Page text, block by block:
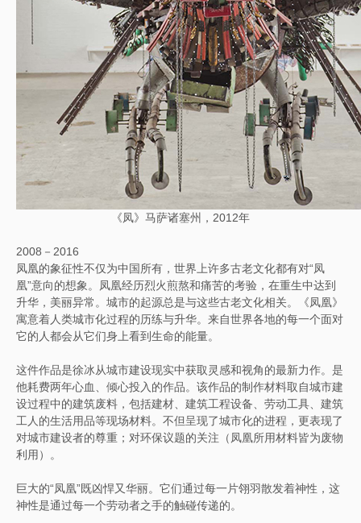
《凤》马萨诸塞州，2012年
2008－2016
凤凰的象征性不仅为中国所有，世界上许多古老文化都有对“凤
凰”意向的想象。凤凰经历烈火煎熬和痛苦的考验，在重生中达到
升华，美丽异常。城市的起源总是与这些古老文化相关。《凤凰》
寓意着人类城市化过程的历练与升华。来自世界各地的每一个面对
它的人都会从它们身上看到生命的能量。
这件作品是徐冰从城市建设现实中获取灵感和视角的最新力作。是
他耗费两年心血、倾心投入的作品。该作品的制作材料取自城市建
设过程中的建筑废料，包括建材、建筑工程设备、劳动工具、建筑
工人的生活用品等现场材料。不但呈现了城市化的进程，更表现了
对城市建设者的尊重；对环保议题的关注（凤凰所用材料皆为废物
利用）。
巨大的“凤凰”既凶悍又华丽。它们通过每一片翎羽散发着神性，这
神性是通过每一个劳动者之手的触碰传递的。